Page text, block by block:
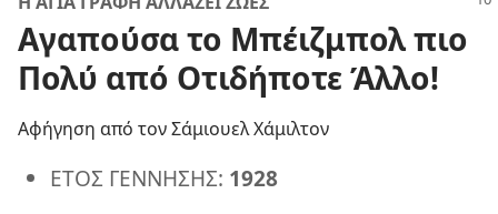
Αγαπούσα το Μπέιζμπολ πιο
Πολύ από Οτιδήποτε Άλλο!
Αφήγηση από τον Σάμιουελ Χάμιλτον
ΕΤΟΣ ΓΕΝΝΗΣΗΣ: 1928